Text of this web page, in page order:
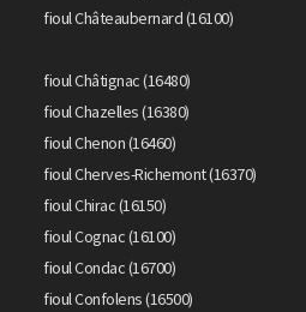
fioul Châteaubernard (16100)
fioul Châtignac (16480)
fioul Chazelles (16380)
fioul Chenon (16460)
fioul Cherves-Richemont (16370)
fioul Chirac (16150)
fioul Cognac (16100)
fioul Condac (16700)
fioul Confolens (16500)